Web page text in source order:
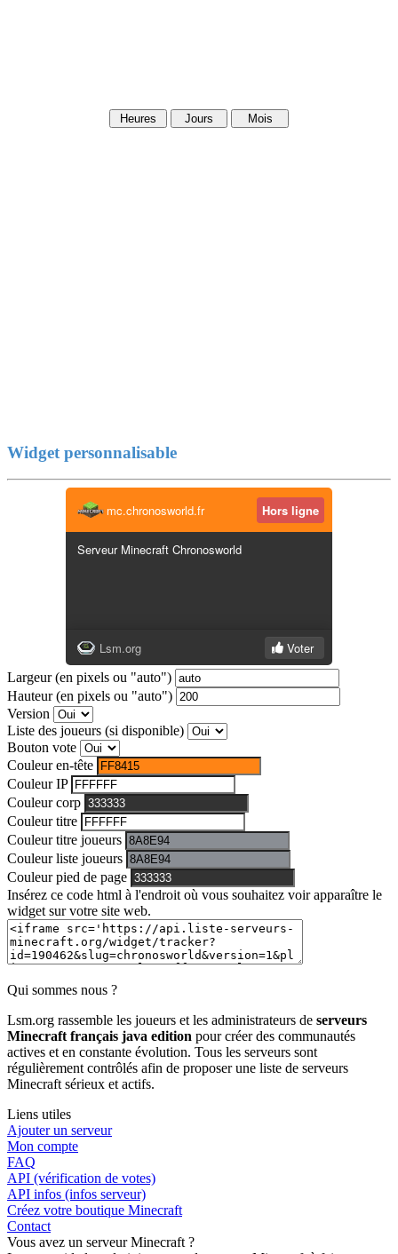
Heures Jours Mois
Widget personnalisable
Largeur (en pixels ou "auto")
Hauteur (en pixels ou "auto")
Version
Liste des joueurs (si disponible)
Bouton vote
Couleur en-tête
Couleur IP
Couleur corp
Couleur titre
Couleur titre joueurs
Couleur liste joueurs
Couleur pied de page
Insérez ce code html à l'endroit où vous souhaitez voir apparaître le
widget sur votre site web.
Qui sommes nous ?
Lsm.org rassemble les joueurs et les administrateurs de serveurs
Minecraft français java edition pour créer des communautés
actives et en constante évolution. Tous les serveurs sont
régulièrement contrôlés afin de proposer une liste de serveurs
Minecraft sérieux et actifs.
Liens utiles
Ajouter un serveur
Mon compte
FAQ
API (vérification de votes)
API infos (infos serveur)
Créez votre boutique Minecraft
Contact
Vous avez un serveur Minecraft ?